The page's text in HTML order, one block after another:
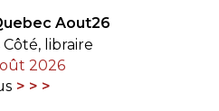
Aout26
Côté, libraire
2026